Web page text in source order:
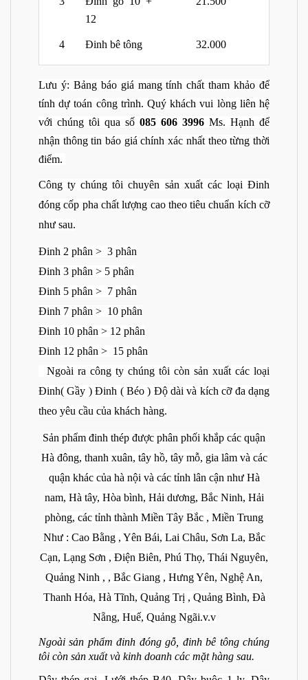
12
4 Đinh bê tông 32.000
Lưu ý: Bảng báo giá mang tính chất tham khảo để
tính dự toán công trình. Quý khách vui lòng liên hệ
với chúng tôi qua số 085 606 3996 Ms. Hạnh để
nhận thông tin báo giá chính xác nhất theo từng thời
điểm.
Công ty chúng tôi chuyên sản xuất các loại Đinh
đóng cốp pha chất lượng cao theo tiêu chuẩn kích cỡ
như sau.
Đinh 2 phân > 3 phân
Đinh 3 phân > 5 phân
Đinh 5 phân > 7 phân
Đinh 7 phân > 10 phân
Đinh 10 phân > 12 phân
Đinh 12 phân > 15 phân
Ngoài ra công ty chúng tôi còn sản xuất các loại
Đinh( Gầy ) Đinh ( Béo ) Độ dài và kích cỡ đa dạng
theo yêu cầu của khách hàng.
Sản phẩm đinh thép được phân phối khắp các quận
Hà đông, thanh xuân, tây hồ, tây mỗ, gia lâm và các
quận khác của hà nội và các tỉnh lân cận như Hà
nam, Hà tây, Hòa bình, Hải dương, Bắc Ninh, Hải
phòng, các tỉnh thành Miền Tây Bắc , Miền Trung
Như : Cao Bằng , Yên Bái, Lai Châu, Sơn La, Bắc
Cạn, Lạng Sơn , Điện Biên, Phú Thọ, Thái Nguyên,
Quảng Ninh , , Bắc Giang , Hưng Yên, Nghệ An,
Thanh Hóa, Hà Tĩnh, Quảng Trị , Quảng Bình, Đà
Nẵng, Huế, Quảng Ngãi.v.v
Ngoài sản phẩm đinh đóng gỗ, đinh bê tông chúng
tôi còn sản xuất và kinh doanh các mặt hàng sau.